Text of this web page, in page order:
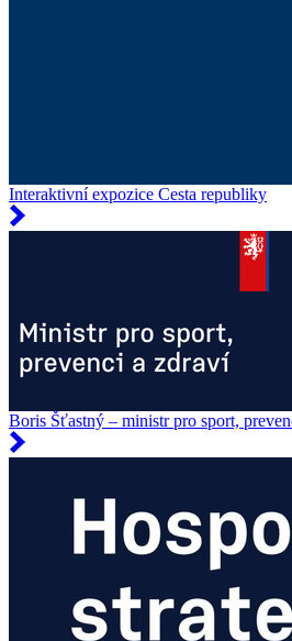
Interaktivní expozice Cesta republiky
Boris Šťastný – ministr pro sport,